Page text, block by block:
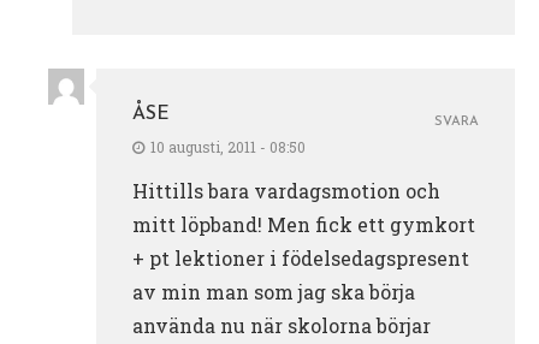
ÅSE
10 augusti, 2011 - 08:50
Hittills bara vardagsmotion och
mitt löpband! Men fick ett gymkort
+ pt lektioner i födelsedagspresent
av min man som jag ska börja
använda nu när skolorna börjar
SVARA